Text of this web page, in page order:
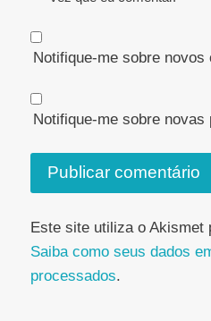
Notifique-me sobre
Notifique-me sobre
Este site utiliza o Akismet
Saiba como seus dados
processados.